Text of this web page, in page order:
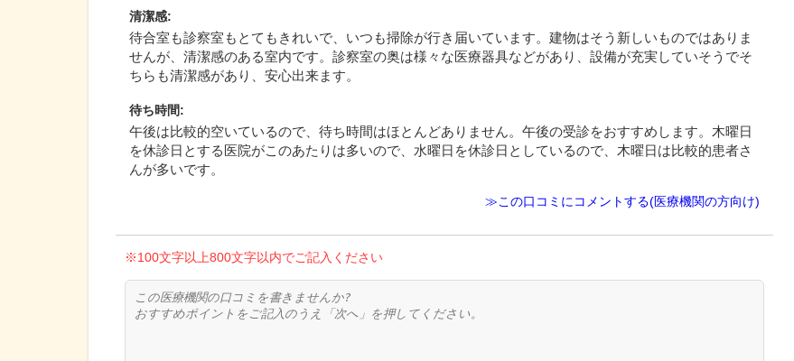
清潔感:
待合室も診察室もとてもきれいで、いつも掃除が行き届いています。建物はそう新しいものではありま
せんが、清潔感のある室内です。診察室の奥は様々な医療器具などがあり、設備が充実していそうでそ
ちらも清潔感があり、安心出来ます。
待ち時間:
午後は比較的空いているので、待ち時間はほとんどありません。午後の受診をおすすめします。木曜日
を休診日とする医院がこのあたりは多いので、水曜日を休診日としているので、木曜日は比較的患者さ
んが多いです。
≫この口コミにコメントする(医療機関の方向け)
※100文字以上800文字以内でご記入ください